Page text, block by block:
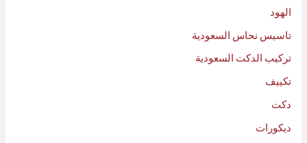
الهود
تاسيس نحاس السعودية
تركيب الدكت السعودية
تكييف
دكت
ديكورات